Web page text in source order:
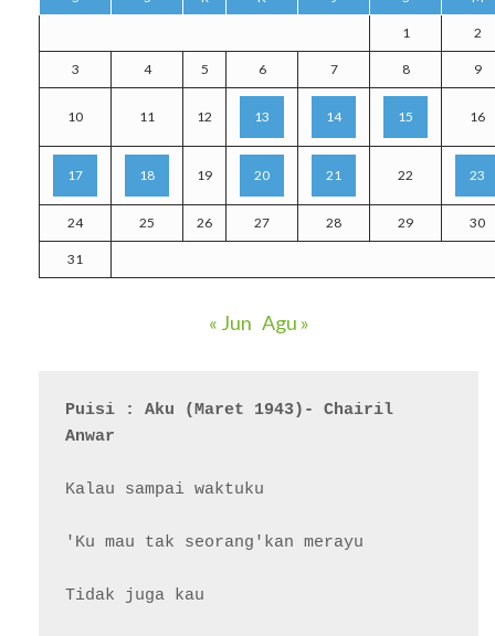
1 2
3 4 5 6 7 8 9
10 11 12 13 14 15 16
17 18 19 20 21 22 23
24 25 26 27 28 29 30
31
« Jun Agu »
Puisi : Aku (Maret 1943)- Chairil
Anwar
Kalau sampai waktuku
'Ku mau tak seorang'kan merayu
Tidak juga kau